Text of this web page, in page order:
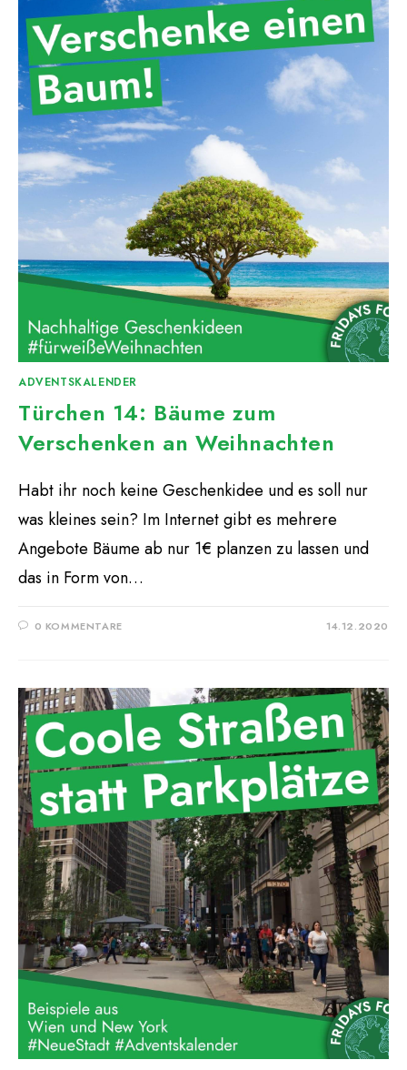
ADVENTSKALENDER
Türchen 14: Bäume zum
Verschenken an Weihnachten
Habt ihr noch keine Geschenkidee und es soll nur
was kleines sein? Im Internet gibt es mehrere
Angebote Bäume ab nur 1€ planzen zu lassen und
das in Form von…
0 KOMMENTARE 14.12.2020